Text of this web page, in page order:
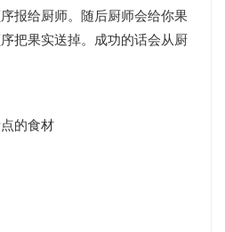
报给厨师。随后厨师会给你果
把果实送掉。成功的话会从厨
的食材